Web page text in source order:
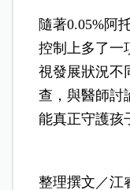
隨著0.05%阿
控制上多了一
視發展狀況不
查，與醫師討
能真正守護孩
整理撰文／江